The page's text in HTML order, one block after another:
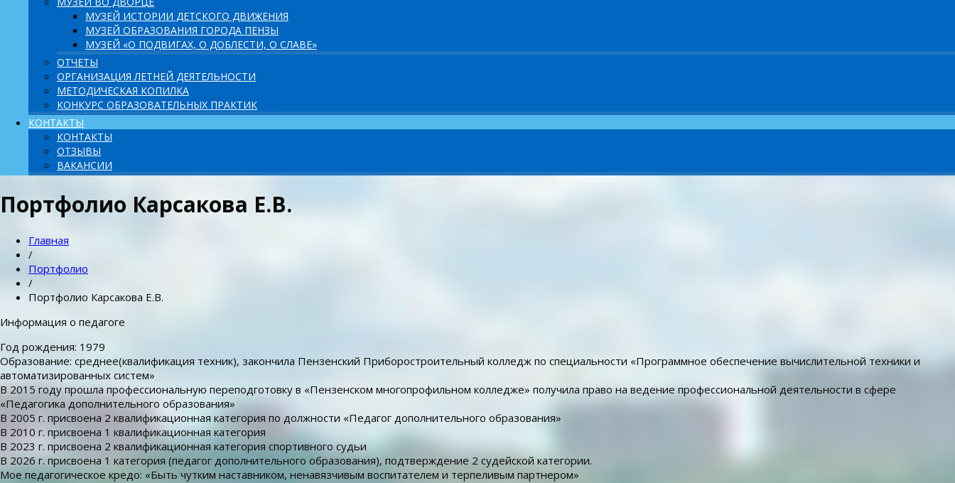
МУЗЕЙ ИСТОРИИ ДЕТСКОГО ДВИЖЕНИЯ
МУЗЕЙ ОБРАЗОВАНИЯ ГОРОДА ПЕНЗЫ
МУЗЕЙ «О ПОДВИГАХ, О ДОБЛЕСТИ, О СЛАВЕ»
ОТЧЕТЫ
ОРГАНИЗАЦИЯ ЛЕТНЕЙ ДЕЯТЕЛЬНОСТИ
МЕТОДИЧЕСКАЯ КОПИЛКА
КОНКУРС ОБРАЗОВАТЕЛЬНЫХ ПРАКТИК
КОНТАКТЫ
КОНТАКТЫ
ОТЗЫВЫ
ВАКАНСИИ
Портфолио Карсакова Е.В.
Главная
/
Портфолио
/
Портфолио Карсакова Е.В.
Информация о педагоге
Год рождения: 1979
Образование: среднее(квалификация техник), закончила Пензенский Приборостроительный колледж по специальности «Программное обеспечение вычислительной техники и
автоматизированных систем»
В 2015 году прошла профессиональную переподготовку в «Пензенском многопрофильном колледже» получила право на ведение профессиональной деятельности в сфере
«Педагогика дополнительного образования»
В 2005 г. присвоена 2 квалификационная категория по должности «Педагог дополнительного образования»
В 2010 г. присвоена 1 квалификационная категория
В 2023 г. присвоена 2 квалификационная категория спортивного судьи
В 2026 г. присвоена 1 категория (педагог дополнительного образования), подтверждение 2 судейской категории.
Мое педагогическое кредо: «Быть чутким наставником, ненавязчивым воспитателем и терпеливым партнером»